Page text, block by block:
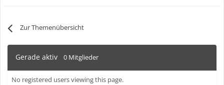
Zur Themenübersicht
Gerade aktiv 0 Mitglieder
No registered users viewing this page.